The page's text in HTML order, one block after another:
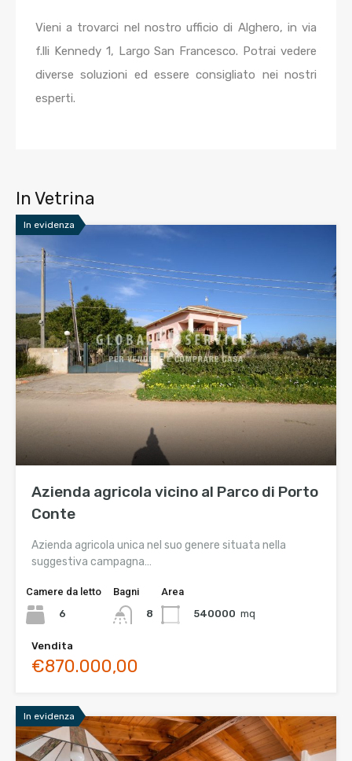
Vieni a trovarci nel nostro ufficio di Alghero, in via
f.lli Kennedy 1, Largo San Francesco. Potrai vedere
diverse soluzioni ed essere consigliato nei nostri
esperti.
In Vetrina
In evidenza
Azienda agricola vicino al Parco di Porto
Conte
Azienda agricola unica nel suo genere situata nella
suggestiva campagna…
Camere da letto
6
Bagni
8
Area
540000 mq
Vendita
€870.000,00
In evidenza